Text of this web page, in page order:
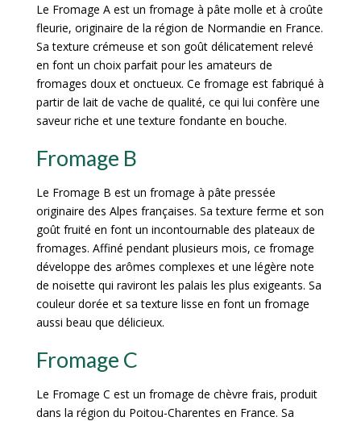
Le Fromage A est un fromage à pâte molle et à croûte
fleurie, originaire de la région de Normandie en France.
Sa texture crémeuse et son goût délicatement relevé
en font un choix parfait pour les amateurs de
fromages doux et onctueux. Ce fromage est fabriqué à
partir de lait de vache de qualité, ce qui lui confère une
saveur riche et une texture fondante en bouche.
Fromage B
Le Fromage B est un fromage à pâte pressée
originaire des Alpes françaises. Sa texture ferme et son
goût fruité en font un incontournable des plateaux de
fromages. Affiné pendant plusieurs mois, ce fromage
développe des arômes complexes et une légère note
de noisette qui raviront les palais les plus exigeants. Sa
couleur dorée et sa texture lisse en font un fromage
aussi beau que délicieux.
Fromage C
Le Fromage C est un fromage de chèvre frais, produit
dans la région du Poitou-Charentes en France. Sa